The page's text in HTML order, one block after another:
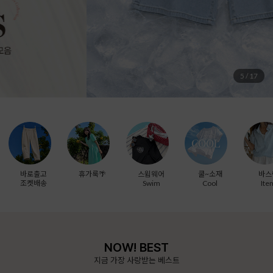
6 / 17
바로출고
조켓배송
휴가룩🌴
스윔웨어
Swim
쿨~소재
Cool
바
NOW! BEST
지금 가장 사랑받는 베스트